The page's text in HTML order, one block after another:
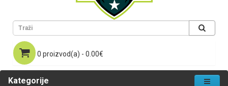
0 proizvod(a) - 0.00€
Kategorije